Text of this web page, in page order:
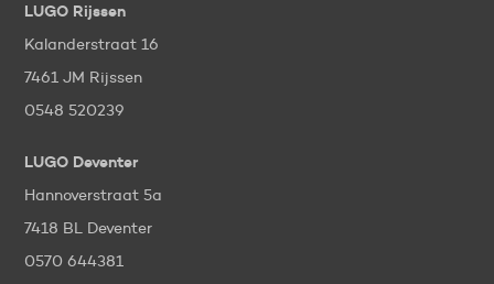
LUGO Rijssen
Kalanderstraat 16
7461 JM Rijssen
0548 520239
LUGO Deventer
Hannoverstraat 5a
7418 BL Deventer
0570 644381